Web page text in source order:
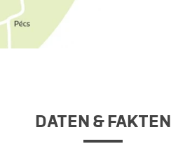
DATEN & FAKTEN